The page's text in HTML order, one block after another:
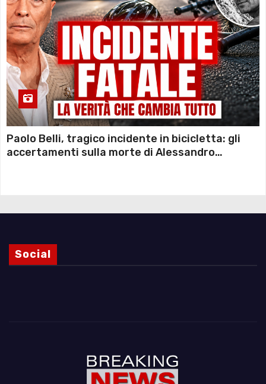
Paolo Belli, tragico incidente in bicicletta: gli
accertamenti sulla morte di Alessandro
Social